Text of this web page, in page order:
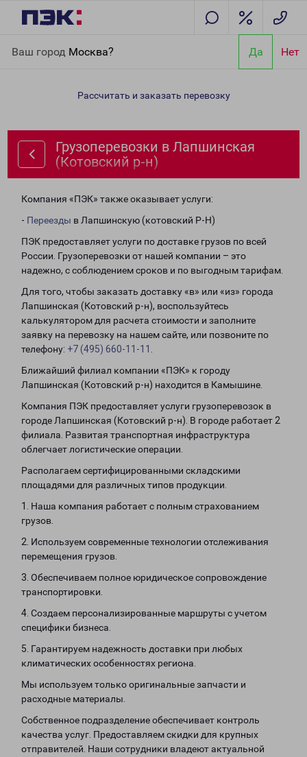
Ваш город Москва? Да Нет
(Котовский р-н)
Рассчитать и заказать перевозку
Грузоперевозки в Лапшинская
(Котовский р-н)
Компания «ПЭК» также оказывает услуги:
- Переезды в Лапшинскую (котовский Р-Н)
ПЭК предоставляет услуги по доставке грузов по всей
России. Грузоперевозки от нашей компании – это
надежно, с соблюдением сроков и по выгодным тарифам.
Для того, чтобы заказать доставку «в» или «из» города
Лапшинская (Котовский р-н), воспользуйтесь
калькулятором для расчета стоимости и заполните
заявку на перевозку на нашем сайте, или позвоните по
телефону: +7 (495) 660-11-11
Ближайший филиал компании «ПЭК» к городу
Лапшинская (Котовский р-н) находится в Камышине.
Компания ПЭК предоставляет услуги грузоперевозок в
городе Лапшинская (Котовский р-н). В городе работает 2
филиала. Развитая транспортная инфраструктура
облегчает логистические операции.
Располагаем сертифицированными складскими
площадями для различных типов продукции.
1. Наша компания работает с полным страхованием
грузов.
2. Используем современные технологии отслеживания
перемещения грузов.
3. Обеспечиваем полное юридическое сопровождение
транспортировки.
4. Создаем персонализированные маршруты с учетом
специфики бизнеса.
5. Гарантируем надежность доставки при любых
климатических особенностях региона.
Мы используем только оригинальные запчасти и
расходные материалы.
Собственное подразделение обеспечивает контроль
качества услуг. Предоставляем скидки для крупных
отправителей. Наши сотрудники владеют актуальной